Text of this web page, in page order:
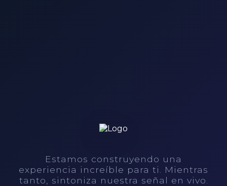
Estamos construyendo una
experiencia increíble para ti. Mientras
tanto, sintoniza nuestra señal en vivo.